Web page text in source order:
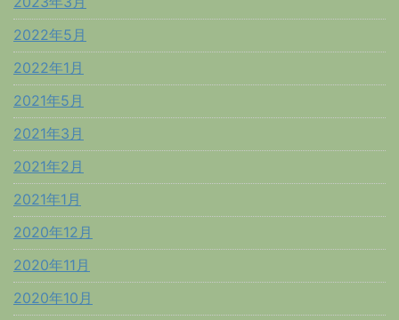
2022年5月
2022年1月
2021年5月
2021年3月
2021年2月
2021年1月
2020年12月
2020年11月
2020年10月